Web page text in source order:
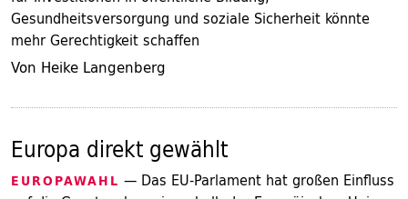
Gesundheitsversorgung und soziale Sicherheit könnte
mehr Gerechtigkeit schaffen
Von Heike Langenberg
Europa direkt gewählt
EUROPAWAHL — Das EU-Parlament hat großen Einfluss